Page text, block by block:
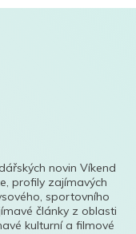
novin Víkend
profily zajímavých
sportovního
články z oblasti
kulturní a filmové